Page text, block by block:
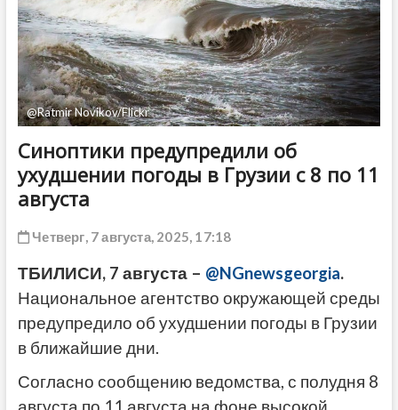
@Ratmir Novikov/Flickr
Синоптики предупредили об
ухудшении погоды в Грузии с 8 по 11
августа
Четверг, 7 августа, 2025, 17:18
ТБИЛИСИ, 7 августа – @NGnewsgeorgia.
Национальное агентство окружающей среды
предупредило об ухудшении погоды в Грузии
в ближайшие дни.
Согласно сообщению ведомства, с полудня 8